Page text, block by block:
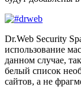
Dr.Web Security
использование
данном случае,
белый список
сайтов, а не